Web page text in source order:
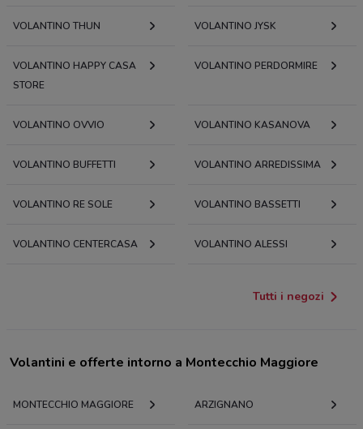
VOLANTINO THUN VOLANTINO JYSK
VOLANTINO HAPPY CASA
STORE
VOLANTINO PERDORMIRE
VOLANTINO OVVIO VOLANTINO KASANOVA
VOLANTINO BUFFETTI VOLANTINO ARREDISSIMA
VOLANTINO RE SOLE VOLANTINO BASSETTI
VOLANTINO CENTERCASA VOLANTINO ALESSI
Tutti i negozi
Volantini e offerte intorno a Montecchio Maggiore
MONTECCHIO MAGGIORE ARZIGNANO